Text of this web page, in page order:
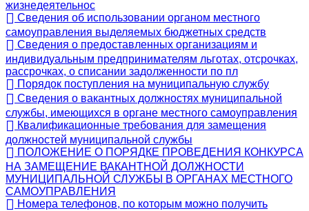
жизнедеятельнос
Сведения об использовании органом местного
самоуправления выделяемых бюджетных средств
Сведения о предоставленных организациям и
индивидуальным предпринимателям льготах, отсрочках,
рассрочках, о списании задолженности по пл
Порядок поступления на муниципальную службу
Сведения о вакантных должностях муниципальной
службы, имеющихся в органе местного самоуправления
Квалификационные требования для замещения
должностей муниципальной службы
ПОЛОЖЕНИЕ О ПОРЯДКЕ ПРОВЕДЕНИЯ КОНКУРСА
НА ЗАМЕЩЕНИЕ ВАКАНТНОЙ ДОЛЖНОСТИ
МУНИЦИПАЛЬНОЙ СЛУЖБЫ В ОРГАНАХ МЕСТНОГО
САМОУПРАВЛЕНИЯ
Номера телефонов, по которым можно получить